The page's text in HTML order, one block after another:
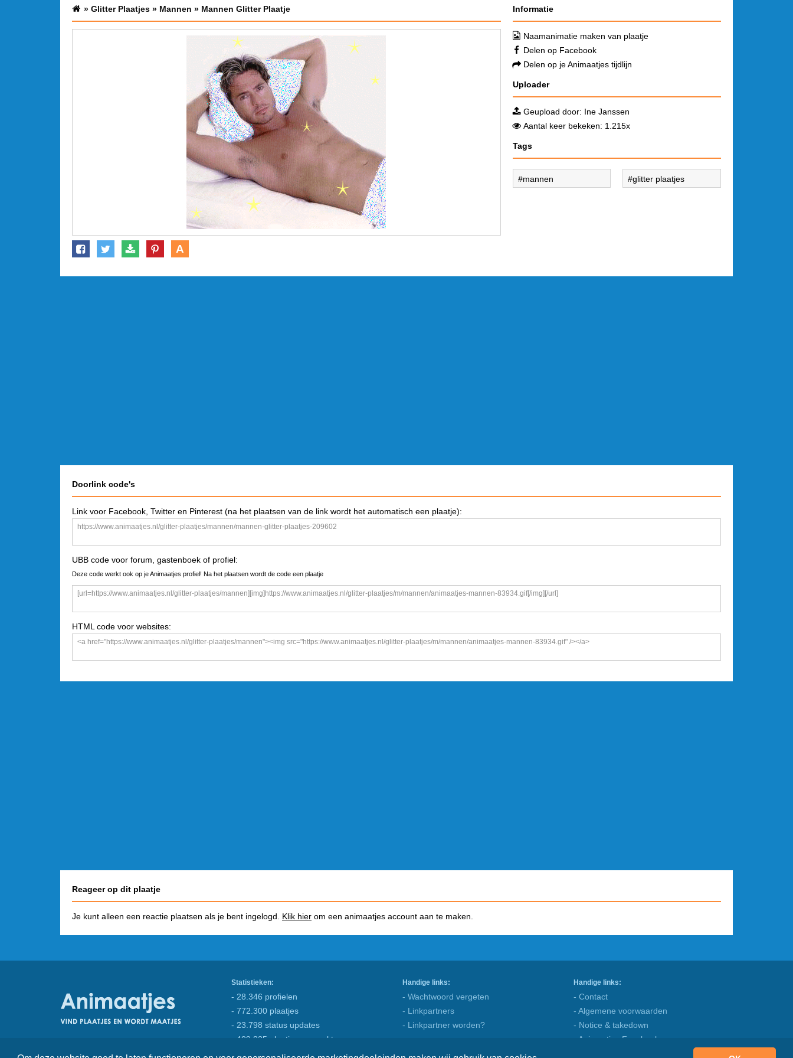
» Glitter Plaatjes » Mannen » Mannen Glitter Plaatje
A
Informatie
Naamanimatie maken van plaatje
Delen op Facebook
Delen op je Animaatjes tijdlijn
Uploader
Geupload door: Ine Janssen
Aantal keer bekeken: 1.215x
Tags
mannen glitter plaatjes
Doorlink code's
Link voor Facebook, Twitter en Pinterest (na het plaatsen van de link wordt het automatisch een plaatje):
UBB code voor forum, gastenboek of profiel:
Deze code werkt ook op je Animaatjes profiel! Na het plaatsen wordt de code een plaatje
HTML code voor websites:
Reageer op dit plaatje
Je kunt alleen een reactie plaatsen als je bent ingelogd. Klik hier om een animaatjes account aan te maken.
Statistieken:
- 28.346 profielen
- 772.300 plaatjes
- 23.798 status updates
- 409.825 plaatjes gemaakt
Handige links:
- Wachtwoord vergeten
- Linkpartners
- Linkpartner worden?
Handige links:
- Contact
- Algemene voorwaarden
- Notice & takedown
- Animaatjes Facebook